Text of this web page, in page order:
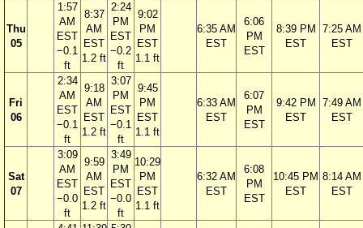
Thu
05
1:57
AM
EST
−0.1
ft
8:37
AM
EST
1.2 ft
2:24
PM
EST
−0.2
ft
9:02
PM
EST
1.1 ft
6:35 AM
EST
6:06
PM
EST
8:39 PM
EST
7:25 AM
EST
Fri
06
2:34
AM
EST
−0.1
ft
9:18
AM
EST
1.2 ft
3:07
PM
EST
−0.1
ft
9:45
PM
EST
1.1 ft
6:33 AM
EST
6:07
PM
EST
9:42 PM
EST
7:49 AM
EST
Sat
07
3:09
AM
EST
−0.0
ft
9:59
AM
EST
1.2 ft
3:49
PM
EST
−0.0
ft
10:29
PM
EST
1.1 ft
6:32 AM
EST
6:08
PM
EST
10:45 PM
EST
8:14 AM
EST